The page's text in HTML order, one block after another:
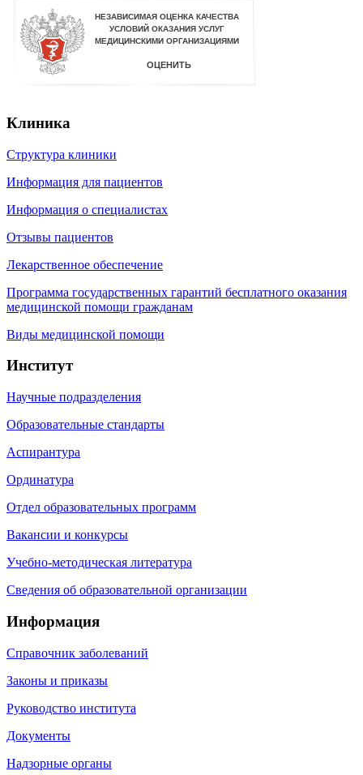
Клиника
Структура клиники
Информация для пациентов
Информация о специалистах
Отзывы пациентов
Лекарственное обеспечение
Программа государственных гарантий бесплатного оказания
медицинской помощи гражданам
Виды медицинской помощи
Институт
Научные подразделения
Образовательные стандарты
Аспирантура
Ординатура
Отдел образовательных программ
Вакансии и конкурсы
Учебно-методическая литература
Сведения об образовательной организации
Информация
Справочник заболеваний
Законы и приказы
Руководство института
Документы
Надзорные органы